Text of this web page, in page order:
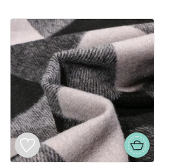
Press to skip carousel